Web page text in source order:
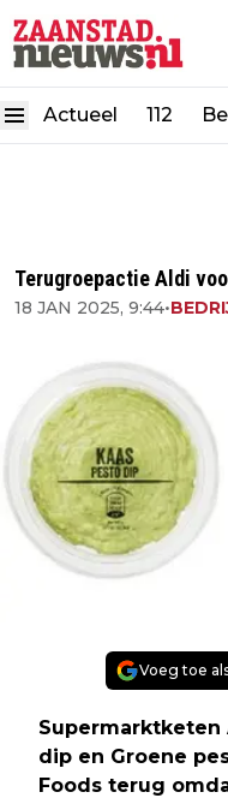
Actueel 112
Terugroepactie Aldi
18 JAN 2025, 9:44•
Voeg toe
Supermarktketen
dip en Groene
Foods terug